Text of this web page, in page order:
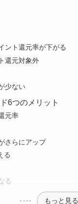
ント還元率が下がる
還元対象外
少ない
6つのメリット
元率
さらにアップ
る
る
もっと見る